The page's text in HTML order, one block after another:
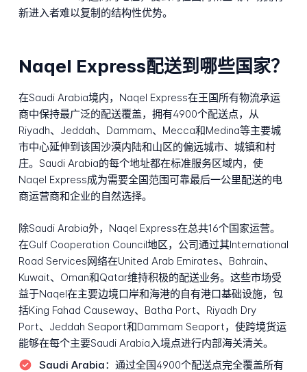
新进入者难以复制的结构性优势。
Naqel Express配送到哪些国家？
在Saudi Arabia境内，Naqel Express在王国所有物流承运
商中保持最广泛的配送覆盖，拥有4900个配送点，从
Riyadh、Jeddah、Dammam、Mecca和Medina等主要城
市中心延伸到该国沙漠内陆和山区的偏远城市、城镇和村
庄。Saudi Arabia的每个地址都在标准服务区域内，使
Naqel Express成为需要全国范围可靠最后一公里配送的电
商运营商和企业的自然选择。
除Saudi Arabia外，Naqel Express在总共16个国家运营。
在Gulf Cooperation Council地区，公司通过其International
Road Services网络在United Arab Emirates、Bahrain、
Kuwait、Oman和Qatar维持积极的配送业务。这些市场受
益于Naqel在主要边境口岸和海港的自有港口基础设施，包
括King Fahad Causeway、Batha Port、Riyadh Dry
Port、Jeddah Seaport和Dammam Seaport，使跨境货运
能够在每个主要Saudi Arabia入境点进行内部海关清关。
Saudi Arabia： 通过全国4900个配送点完全覆盖所有